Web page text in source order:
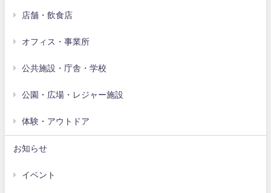
店舗・飲食店
オフィス・事業所
公共施設・庁舎・学校
公園・広場・レジャー施設
体験・アウトドア
お知らせ
イベント